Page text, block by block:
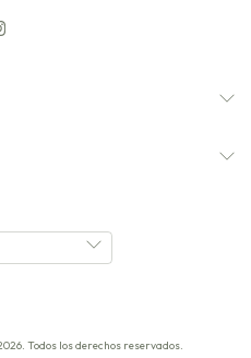
Todos los derechos reservados.